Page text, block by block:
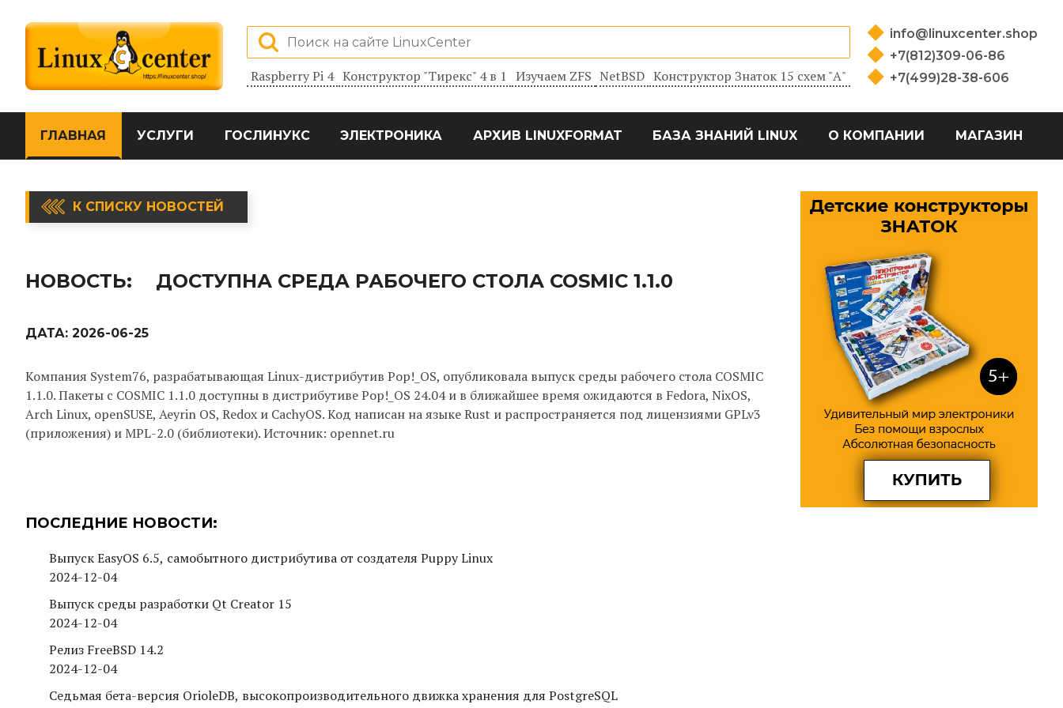
Raspberry Pi 4 Конструктор "Тирекс" 4 в 1 Изучаем ZFS NetBSD Конструктор Знаток 15 схем "А"
info@linuxcenter.shop
+7(812)309-06-86
+7(499)28-38-606
ГЛАВНАЯ УСЛУГИ ГОСЛИНУКС ЭЛЕКТРОНИКА АРХИВ LINUXFORMAT БАЗА ЗНАНИЙ LINUX О КОМПАНИИ МАГАЗИН
К СПИСКУ НОВОСТЕЙ
НОВОСТЬ: ДОСТУПНА СРЕДА РАБОЧЕГО СТОЛА COSMIC 1.1.0
ДАТА: 2026-06-25
Компания System76, разрабатывающая Linux-дистрибутив Pop!_OS, опубликовала выпуск среды рабочего стола COSMIC
1.1.0. Пакеты с COSMIC 1.1.0 доступны в дистрибутиве Pop!_OS 24.04 и в ближайшее время ожидаются в Fedora, NixOS,
Arch Linux, openSUSE, Aeyrin OS, Redox и CachyOS. Код написан на языке Rust и распространяется под лицензиями GPLv3
(приложения) и MPL-2.0 (библиотеки). Источник: opennet.ru
ПОСЛЕДНИЕ НОВОСТИ:
Выпуск EasyOS 6.5, самобытного дистрибутива от создателя Puppy Linux
2024-12-04
Выпуск среды разработки Qt Creator 15
2024-12-04
Релиз FreeBSD 14.2
2024-12-04
Седьмая бета-версия OrioleDB, высокопроизводительного движка хранения для PostgreSQL